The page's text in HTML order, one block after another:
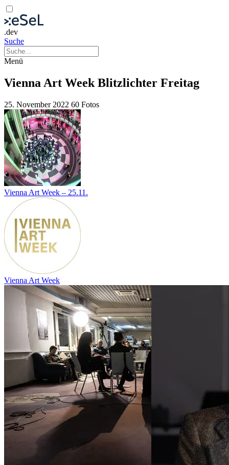
.dev
Suche
Menü
Vienna Art Week Blitzlichter Freitag
25. November 2022 60 Fotos
Vienna Art Week – 25.11.
Vienna Art Week